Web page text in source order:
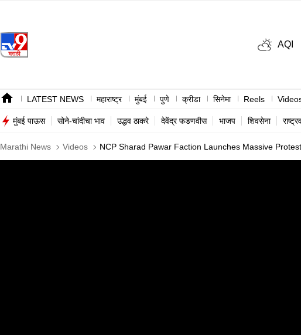
AQI
LATEST NEWS महाराष्ट्र मुंबई पुणे क्रीडा सिनेमा Reels
मुंबई पाऊस सोने-चांदीचा भाव उद्धव ठाकरे देवेंद्र फडणवीस भाजप शिवसेना
Marathi News Videos NCP Sharad Pawar Faction Launches Massive